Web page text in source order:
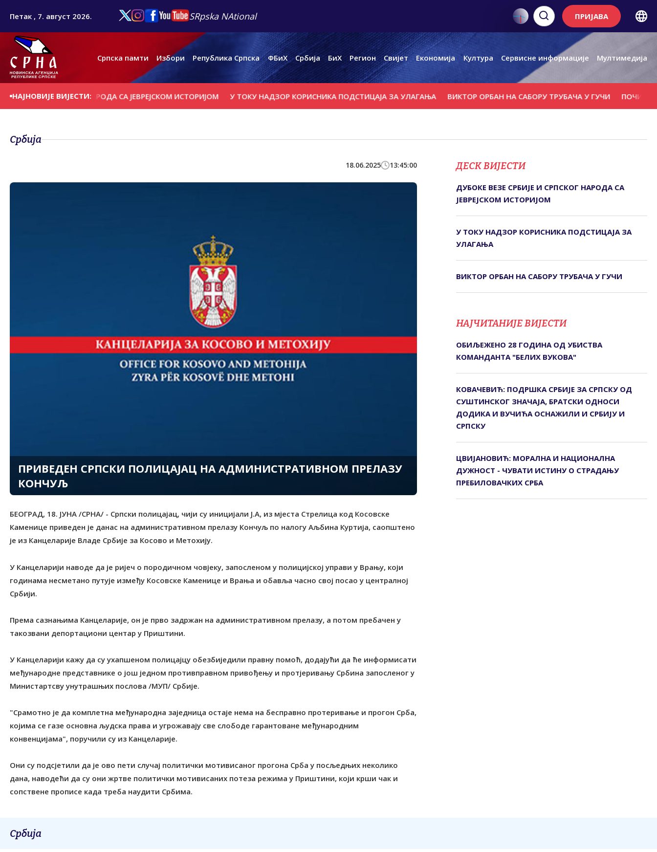
Петак , 7. август 2026. SRpska NAtional ПРИЈАВА
Српска памти Избори Република Српска ФБиХ Србија БиХ Регион Свијет Економија Култура Сервисне информације Мултимедија
НАЈНОВИЈЕ ВИЈЕСТИ:
И СРПСКОГ НАРОДА СА ЈЕВРЕЈСКОМ ИСТОРИЈОМ У ТОКУ НАДЗОР КОРИСНИКА ПОДСТИЦАЈА ЗА УЛАГАЊА ВИКТОР ОРБАН НА САБОРУ ТРУБАЧА У ГУЧИ ПОЧИЊЕ
Србија
18.06.2025 13:45:00
ПРИВЕДЕН СРПСКИ ПОЛИЦАЈАЦ НА АДМИНИСТРАТИВНОМ ПРЕЛАЗУ
КОНЧУЉ
БЕОГРАД, 18. ЈУНА /СРНА/ - Српски полицајац, чији су иницијали Ј.А, из мјеста Стрелица код Косовске
Каменице приведен је данас на административном прелазу Кончуљ по налогу Аљбина Куртија, саопштено
је из Канцеларије Владе Србије за Косово и Метохију.
У Канцеларији наводе да је ријеч о породичном човјеку, запосленом у полицијској управи у Врању, који
годинама несметано путује између Косовске Каменице и Врања и обавља часно свој посао у централној
Србији.
Према сазнањима Канцеларије, он је прво задржан на административном прелазу, а потом пребачен у
такозвани депортациони центар у Приштини.
У Канцеларији кажу да су ухапшеном полицајцу обезбиједили правну помоћ, додајући да ће информисати
међународне представнике о још једном противправном привођењу и протјеривању Србина запосленог у
Министартсву унутрашњих послова /МУП/ Србије.
"Срамотно је да комплетна међународна заједница остаје нема на бесправно протеривање и прогон Срба,
којима се газе основна људска права и угрожавају све слободе гарантоване међународним
конвенцијама", поручили су из Канцеларије.
Они су подсјетили да је ово пети случај политички мотивисаног прогона Срба у посљедњих неколико
дана, наводећи да су они жртве политички мотивисаних потеза режима у Приштини, који крши чак и
сопствене прописе када треба наудити Србима.
ДЕСК ВИЈЕСТИ
ДУБОКЕ ВЕЗЕ СРБИЈЕ И СРПСКОГ НАРОДА СА
ЈЕВРЕЈСКОМ ИСТОРИЈОМ
У ТОКУ НАДЗОР КОРИСНИКА ПОДСТИЦАЈА ЗА
УЛАГАЊА
ВИКТОР ОРБАН НА САБОРУ ТРУБАЧА У ГУЧИ
НАЈЧИТАНИЈЕ ВИЈЕСТИ
ОБИЉЕЖЕНО 28 ГОДИНА ОД УБИСТВА
КОМАНДАНТА "БЕЛИХ ВУКОВА"
КОВАЧЕВИЋ: ПОДРШКА СРБИЈЕ ЗА СРПСКУ ОД
СУШТИНСКОГ ЗНАЧАЈА, БРАТСКИ ОДНОСИ
ДОДИКА И ВУЧИЋА ОСНАЖИЛИ И СРБИЈУ И
СРПСКУ
ЦВИЈАНОВИЋ: МОРАЛНА И НАЦИОНАЛНА
ДУЖНОСТ - ЧУВАТИ ИСТИНУ О СТРАДАЊУ
ПРЕБИЛОВАЧКИХ СРБА
Србија